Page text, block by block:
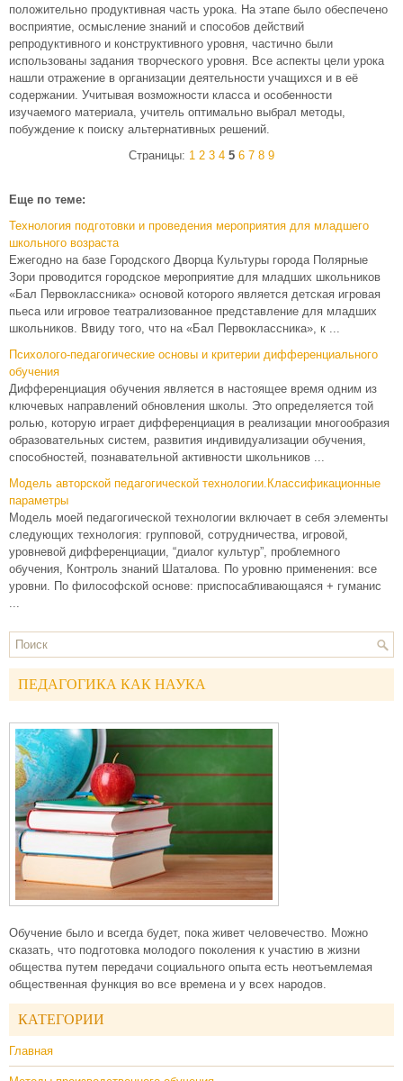
положительно продуктивная часть урока. На этапе было обеспечено
восприятие, осмысление знаний и способов действий
репродуктивного и конструктивного уровня, частично были
использованы задания творческого уровня. Все аспекты цели урока
нашли отражение в организации деятельности учащихся и в её
содержании. Учитывая возможности класса и особенности
изучаемого материала, учитель оптимально выбрал методы,
побуждение к поиску альтернативных решений.
Страницы: 1 2 3 4 5 6 7 8 9
Еще по теме:
Технология подготовки и проведения мероприятия для младшего
школьного возраста
Ежегодно на базе Городского Дворца Культуры города Полярные
Зори проводится городское мероприятие для младших школьников
«Бал Первоклассника» основой которого является детская игровая
пьеса или игровое театрализованное представление для младших
школьников. Ввиду того, что на «Бал Первоклассника», к ...
Психолого-педагогические основы и критерии дифференциального
обучения
Дифференциация обучения является в настоящее вре­мя одним из
ключевых направ­лений обновления школы. Это определяется той
ролью, которую играет дифференциа­ция в реализации многообра­зия
образовательных систем, развития индивидуализации обучения,
способностей, позна­вательной активности школьни­ков ...
Модель авторской педагогической технологии.Классификационные
параметры
Модель моей педагогической технологии включает в себя элементы
следующих технология: групповой, сотрудничества, игровой,
уровневой дифференциации, “диалог культур”, проблемного
обучения, Контроль знаний Шаталова. По уровню применения: все
уровни. По философской основе: приспосабливающаяся + гуманис
...
ПЕДАГОГИКА КАК НАУКА
Обучение было и всегда будет, пока живет человечество. Можно
сказать, что подготовка молодого поколения к участию в жизни
общества путем передачи социального опыта есть неотъемлемая
общественная функция во все времена и у всех народов.
КАТЕГОРИИ
Главная